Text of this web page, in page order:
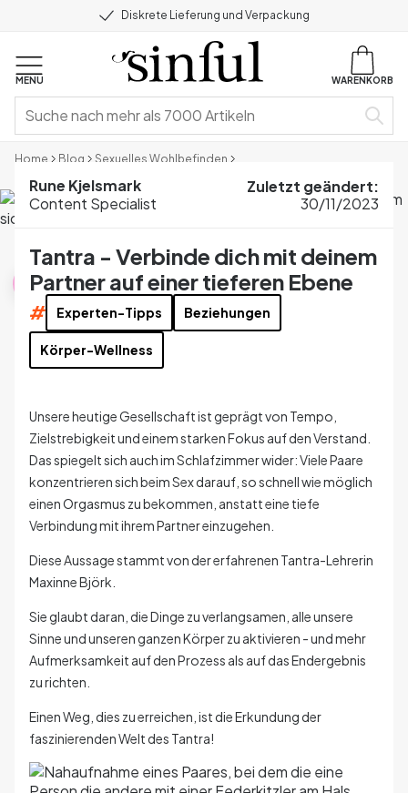
Diskrete Lieferung und Verpackung
MENU WARENKORB
Home Blog
Sexuelles Wohlbefinden
Sexuelles Wohlbefinden
Rune Kjelsmark
Content Specialist
Zuletzt geändert:
30/11/2023
Tantra - Verbinde dich mit deinem
Partner auf einer tieferen Ebene
# Experten-Tipps Beziehungen
Körper-Wellness
Unsere heutige Gesellschaft ist geprägt von Tempo,
Zielstrebigkeit und einem starken Fokus auf den Verstand.
Das spiegelt sich auch im Schlafzimmer wider: Viele Paare
konzentrieren sich beim Sex darauf, so schnell wie möglich
einen Orgasmus zu bekommen, anstatt eine tiefe
Verbindung mit ihrem Partner einzugehen.
Diese Aussage stammt von der erfahrenen Tantra-Lehrerin
Maxinne Björk.
Sie glaubt daran, die Dinge zu verlangsamen, alle unsere
Sinne und unseren ganzen Körper zu aktivieren - und mehr
Aufmerksamkeit auf den Prozess als auf das Endergebnis
zu richten.
Einen Weg, dies zu erreichen, ist die Erkundung der
faszinierenden Welt des Tantra!